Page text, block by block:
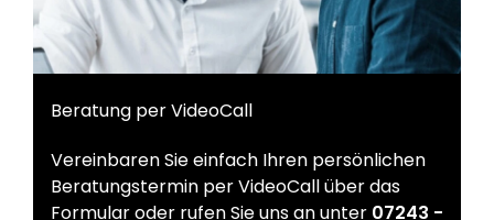
Beratung per VideoCall
Vereinbaren Sie einfach Ihren persönlichen
Beratungstermin per VideoCall über das
Formular oder rufen Sie uns an unter 07243 -